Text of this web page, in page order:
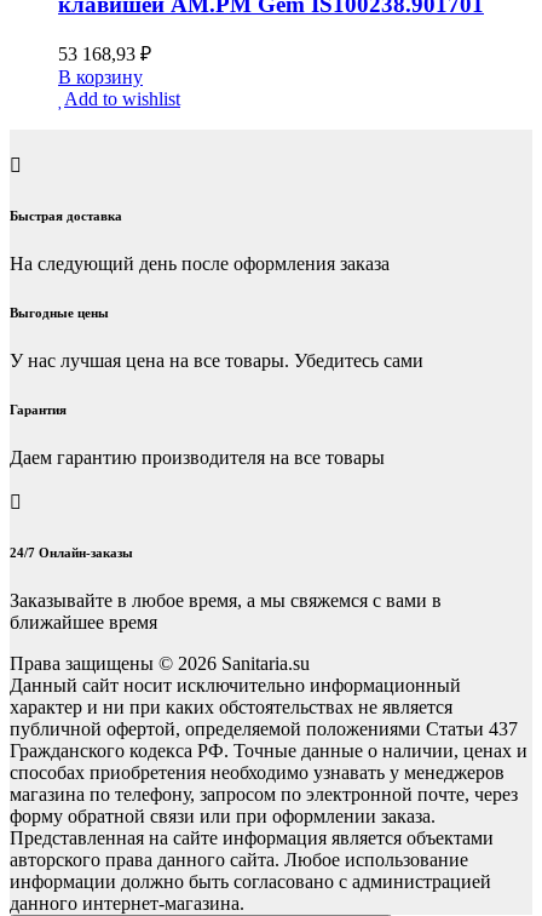
53 168,93 ₽
В корзину
Add to wishlist
Быстрая доставка
На следующий день после оформления заказа
Выгодные цены
У нас лучшая цена на все товары. Убедитесь сами
Гарантия
Даем гарантию производителя на все товары
24/7 Онлайн-заказы
Заказывайте в любое время, а мы свяжемся с вами в
ближайшее время
Права защищены © 2026 Sanitaria.su
Данный сайт носит исключительно информационный
характер и ни при каких обстоятельствах не является
публичной офертой, определяемой положениями Статьи 437
Гражданского кодекса РФ. Точные данные о наличии, ценах и
способах приобретения необходимо узнавать у менеджеров
магазина по телефону, запросом по электронной почте, через
форму обратной связи или при оформлении заказа.
Представленная на сайте информация является объектами
авторского права данного сайта. Любое использование
информации должно быть согласовано с администрацией
данного интернет-магазина.